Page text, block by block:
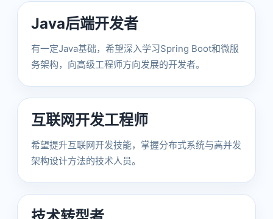
Java后端开发者
有一定Java基础，希望深入学习Spring Boot和微服
务架构，向高级工程师方向发展的开发者。
互联网开发工程师
希望提升互联网开发技能，掌握分布式系统与高并发
架构设计方法的技术人员。